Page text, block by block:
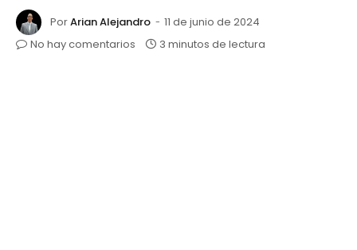
PorArian Alejandro
11 de junio de 2024
No hay comentarios
3 minutos de lectura